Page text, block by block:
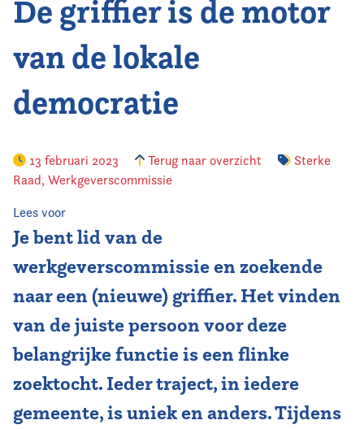
De griffier is de motor
van de lokale
democratie
13 februari 2023 Terug naar overzicht
Sterke
Raad, Werkgeverscommissie
Lees voor
Je bent lid van de
werkgeverscommissie en zoekende
naar een (nieuwe) griffier. Het vinden
van de juiste persoon voor deze
belangrijke functie is een flinke
zoektocht. Ieder traject, in iedere
gemeente, is uniek en anders. Tijdens